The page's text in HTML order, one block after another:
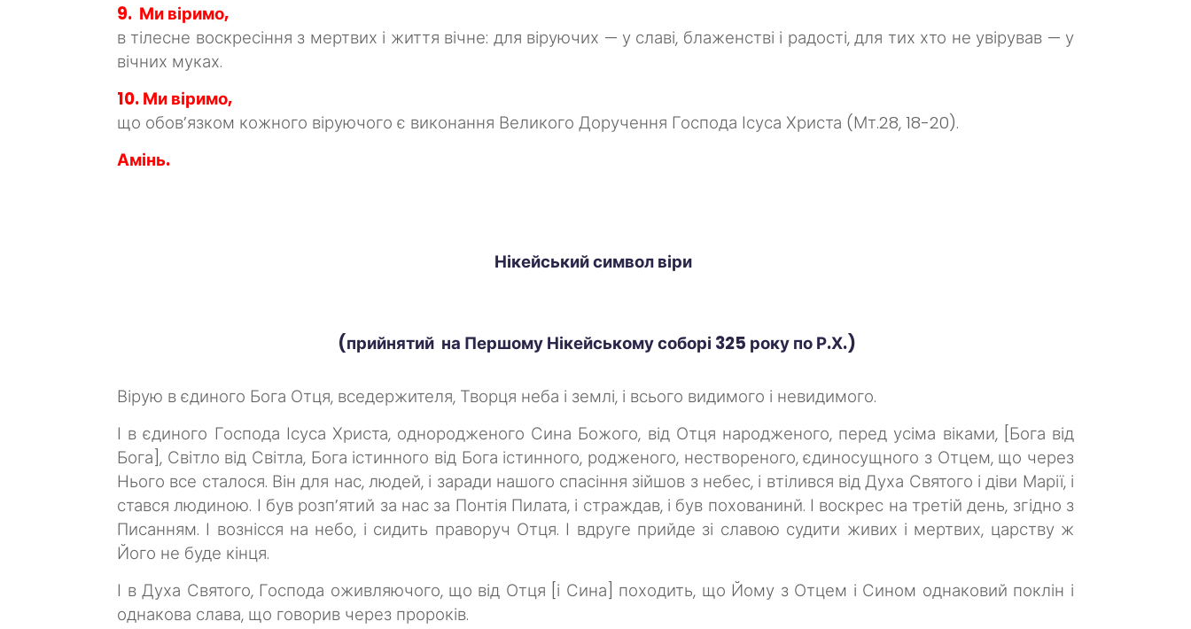
9. Ми віримо,
в тілесне воскресіння з мертвих і життя вічне: для віруючих — у славі, блаженстві і радості, для тих хто не увірував — у
вічних муках.
10. Ми віримо,
що обов’язком кожного віруючого є виконання Великого Доручення Господа Ісуса Христа (Мт.28, 18-20).
Амінь.
Нікейський символ віри
(прийнятий на Першому Нікейському соборі 325 року по Р.Х.)
Вірую в єдиного Бога Отця, вседержителя, Творця неба і землі, і всього видимого і невидимого.
І в єдиного Господа Ісуса Христа, однородженого Сина Божого, від Отця народженого, перед усіма віками, [Бога від
Бога], Світло від Світла, Бога істинного від Бога істинного, родженого, нествореного, єдиносущного з Отцем, що через
Нього все сталося. Він для нас, людей, і заради нашого спасіння зійшов з небес, і втілився від Духа Святого і діви Марії, і
стався людиною. І був розп’ятий за нас за Понтія Пилата, і страждав, і був похованинй. І воскрес на третій день, згідно з
Писанням. І вознісся на небо, і сидить праворуч Отця. І вдруге прийде зі славою судити живих і мертвих, царству ж
Його не буде кінця.
І в Духа Святого, Господа оживляючого, що від Отця [і Сина] походить, що Йому з Отцем і Сином однаковий поклін і
однакова слава, що говорив через пророків.